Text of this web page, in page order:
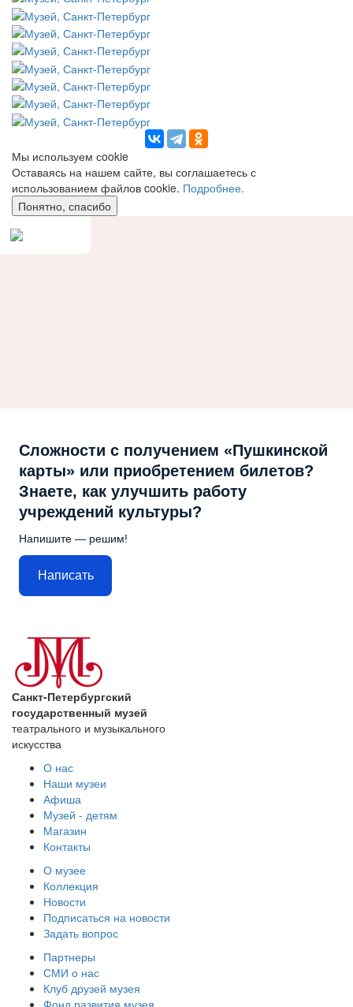
Мы используем сookie
Оставаясь на нашем сайте, вы соглашаетесь с
использованием файлов cookie. Подробнее.
Понятно, спасибо
Сложности с получением «Пушкинской
карты» или приобретением билетов?
Знаете, как улучшить работу
учреждений культуры?
Напишите — решим!
Написать
Санкт-Петербургский
государственный музей
театрального и музыкального
искусства
О нас
Наши музеи
Афиша
Музей - детям
Магазин
Контакты
О музее
Коллекция
Новости
Подписаться на новости
Задать вопрос
Партнеры
СМИ о нас
Клуб друзей музея
Фонд развития музея